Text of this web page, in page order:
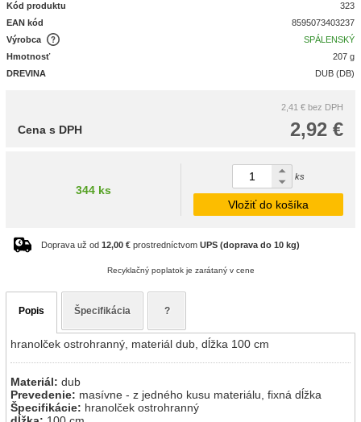
Kód produktu
323
EAN kód
8595073403237
Výrobca
SPÁLENSKÝ
Hmotnosť
207 g
DREVINA
DUB (DB)
2,41 € bez DPH
2,92 €
Cena s DPH
344 ks
ks
Vložiť do košíka
Doprava už od 12,00 € prostredníctvom UPS (doprava do 10 kg)
Recyklačný poplatok je zarátaný v cene
Popis Špecifikácia ?
hranolček ostrohranný, materiál dub, dĺžka 100 cm
Materiál: dub
Prevedenie: masívne - z jedného kusu materiálu, fixná dĺžka
Špecifikácie: hranolček ostrohranný